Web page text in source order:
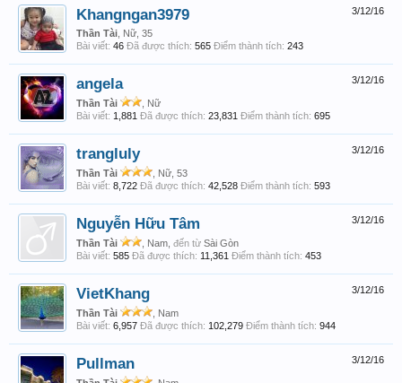
3/12/16
Khangngan3979
Thần Tài , Nữ, 35
Bài viết: 46 Đã được thích: 565 Điểm thành tích: 243
3/12/16
angela
Thần Tài
, Nữ
Bài viết: 1,881 Đã được thích: 23,831 Điểm thành tích: 695
3/12/16
trangluly
Thần Tài
, Nữ, 53
Bài viết: 8,722 Đã được thích: 42,528 Điểm thành tích: 593
3/12/16
Nguyễn Hữu Tâm
Thần Tài , Nam, đến từ Sài Gòn
Bài viết: 585 Đã được thích: 11,361 Điểm thành tích: 453
3/12/16
VietKhang
Thần Tài
, Nam
Bài viết: 6,957 Đã được thích: 102,279 Điểm thành tích: 944
3/12/16
Pullman